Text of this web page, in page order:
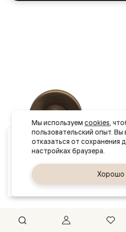
Ваш
Мы используем cookies,
пользовательский опыт.
отказаться от сохранения
Хорошо